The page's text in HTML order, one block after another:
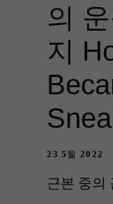
의
지
23 5월 2022
근본 중의